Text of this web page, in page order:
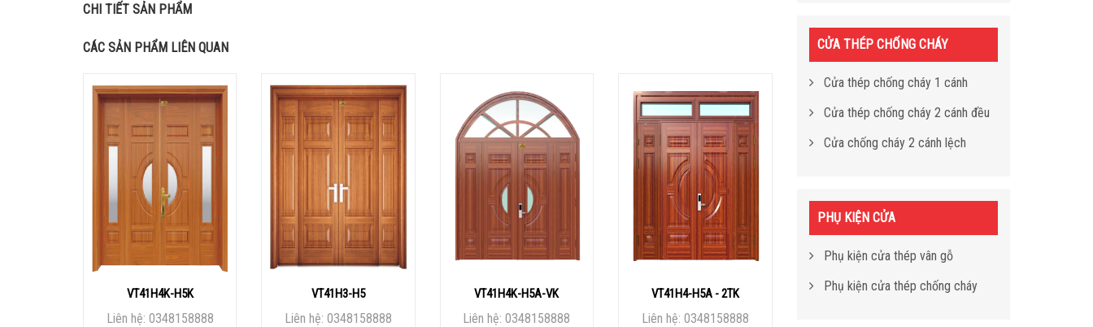
CHI TIẾT SẢN PHẨM
CÁC SẢN PHẨM LIÊN QUAN
VT41H4K-H5K
Liên hệ: 0348158888
VT41H3-H5
Liên hệ: 0348158888
VT41H4K-H5A-VK
Liên hệ: 0348158888
VT41H4-H5A - 2TK
Liên hệ: 0348158888
CỬA THÉP CHỐNG CHÁY
Cửa thép chống cháy 1 cánh
Cửa thép chống cháy 2 cánh đều
Cửa chống cháy 2 cánh lệch
PHỤ KIỆN CỬA
Phụ kiện cửa thép vân gỗ
Phụ kiện cửa thép chống cháy